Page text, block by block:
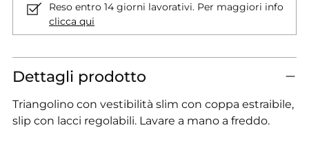
Reso entro 14 giorni lavorativi. Per maggiori info
clicca qui
Dettagli prodotto
Triangolino con vestibilità slim con coppa estraibile,
slip con lacci regolabili. Lavare a mano a freddo.